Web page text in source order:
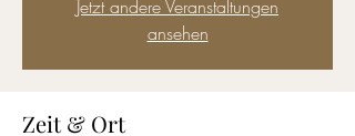
Jetzt andere Veranstaltungen
ansehen
Zeit & Ort